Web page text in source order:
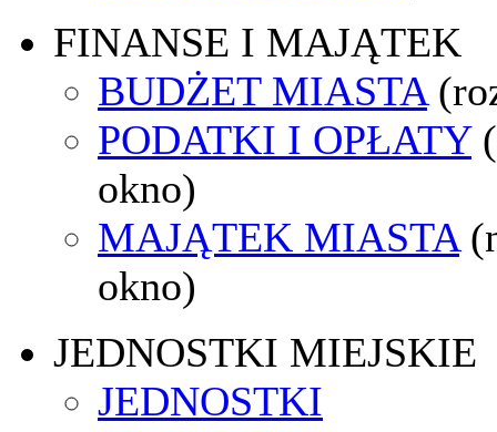
FINANSE I MAJĄTEK
BUDŻET MIASTA
PODATKI I OPŁATY
okno)
MAJĄTEK MIASTA
okno)
JEDNOSTKI MIEJSKIE
JEDNOSTKI